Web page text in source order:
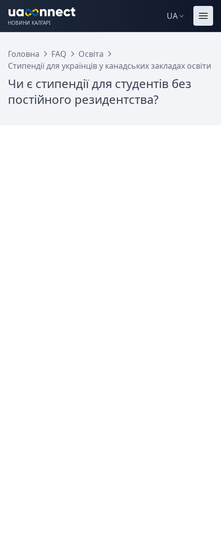
НОВИНИ КАЛГАРІ
UA
Головна FAQ
Освіта
Стипендії для українців у канадських закладах освіти
Чи є стипендії для студентів без
постійного резидентства?